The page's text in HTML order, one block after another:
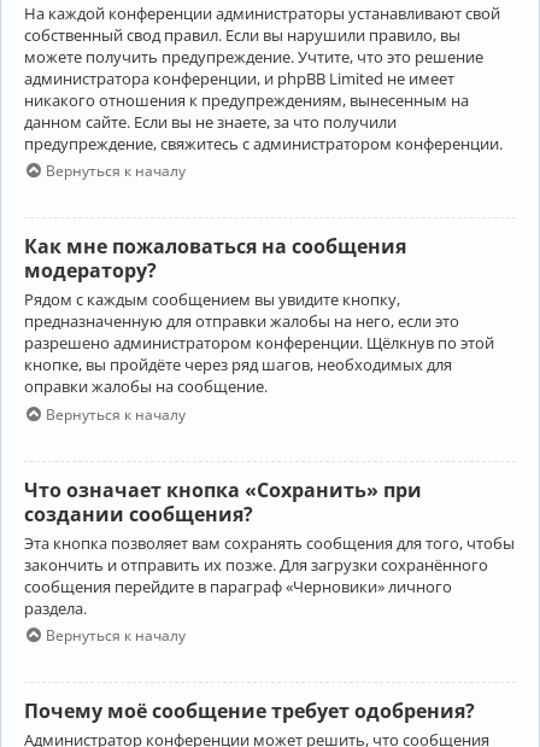
На каждой конференции администраторы устанавливают свой
собственный свод правил. Если вы нарушили правило, вы
можете получить предупреждение. Учтите, что это решение
администратора конференции, и phpBB Limited не имеет
никакого отношения к предупреждениям, вынесенным на
данном сайте. Если вы не знаете, за что получили
предупреждение, свяжитесь с администратором конференции.
Вернуться к началу
Как мне пожаловаться на сообщения
модератору?
Рядом с каждым сообщением вы увидите кнопку,
предназначенную для отправки жалобы на него, если это
разрешено администратором конференции. Щёлкнув по этой
кнопке, вы пройдёте через ряд шагов, необходимых для
оправки жалобы на сообщение.
Вернуться к началу
Что означает кнопка «Сохранить» при
создании сообщения?
Эта кнопка позволяет вам сохранять сообщения для того, чтобы
закончить и отправить их позже. Для загрузки сохранённого
сообщения перейдите в параграф «Черновики» личного
раздела.
Вернуться к началу
Почему моё сообщение требует одобрения?
Администратор конференции может решить, что сообщения